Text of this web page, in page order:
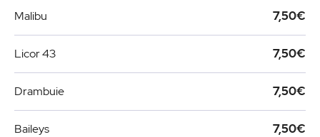
Malibu 7,50€
Licor 43 7,50€
Drambuie 7,50€
Baileys 7,50€